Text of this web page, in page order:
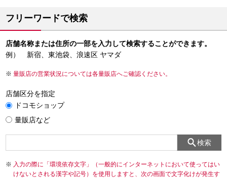
フリーワードで検索
店舗名称または住所の一部を入力して検索することができます。
例） 新宿、東池袋、浪速区 ヤマダ
量販店の営業状況については各量販店へご確認ください。
店舗区分を指定
ドコモショップ
量販店など
検索
入力の際に「環境依存文字」（一般的にインターネットにおいて使ってはい
けないとされる漢字や記号）を使用しますと、次の画面で文字化けが発生す